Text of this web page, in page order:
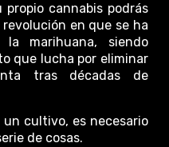
cannabis podrás
en que se ha
marihuana, siendo
que lucha por eliminar
tras décadas de
cultivo, es necesario
de cosas.